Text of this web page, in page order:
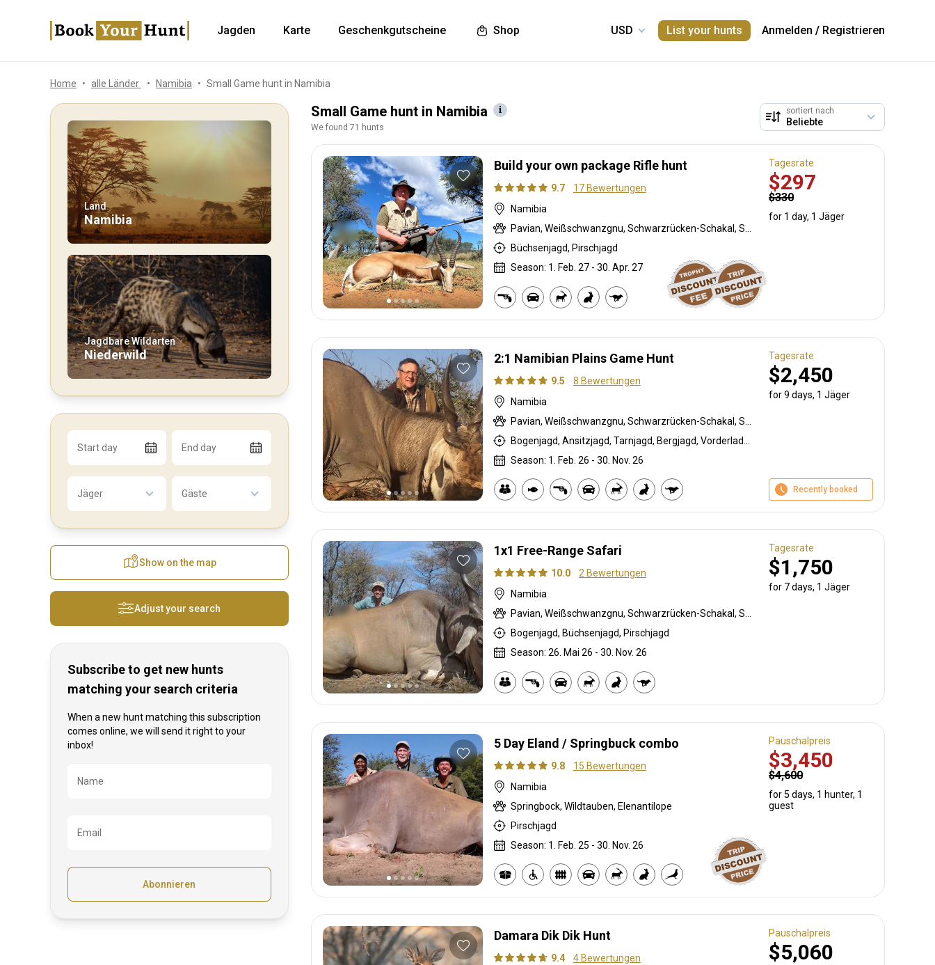
Jagden Karte Geschenkgutscheine Shop List your hunts Anmelden / Registrieren
Home alle Länder Namibia Small Game hunt in Namibia
Land
Namibia
Jagdbare Wildarten
Niederwild
Start day End day
Jäger Gäste
Show on the map
Adjust your search
Subscribe to get new hunts
matching your search criteria
When a new hunt matching this subscription
comes online, we will send it right to your
inbox!
Bezeichnung
Name
Email
Abonnieren
Small Game hunt in Namibia
We found 71 hunts
sortiert nach
Build your own package Rifle hunt
9.7
17 Bewertungen
Namibia
Büchsenjagd, Pirschjagd
Season: 1. Feb. 27 - 30. Apr. 27
Tagesrate
$297
$330
for 1 day, 1 Jäger
2:1 Namibian Plains Game Hunt
9.5
8 Bewertungen
Namibia
Season: 1. Feb. 26 - 30. Nov. 26
Tagesrate
$2,450
for 9 days, 1 Jäger
Recently booked
1x1 Free-Range Safari
10.0
2 Bewertungen
Namibia
Bogenjagd, Büchsenjagd, Pirschjagd
Season: 26. Mai 26 - 30. Nov. 26
Tagesrate
$1,750
for 7 days, 1 Jäger
5 Day Eland / Springbuck combo
9.8
15 Bewertungen
Namibia
Springbock, Wildtauben, Elenantilope
Pirschjagd
Season: 1. Feb. 25 - 30. Nov. 26
Pauschalpreis
$3,450
$4,600
for 5 days, 1 hunter, 1
guest
Damara Dik Dik Hunt
9.4
4 Bewertungen
Pauschalpreis
$5,060